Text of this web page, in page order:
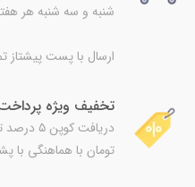
شنبه و سه شنبه هر
ارسال با پست پیشتاز تمام
تخفیف ویژه
تومان با هماهنگی با